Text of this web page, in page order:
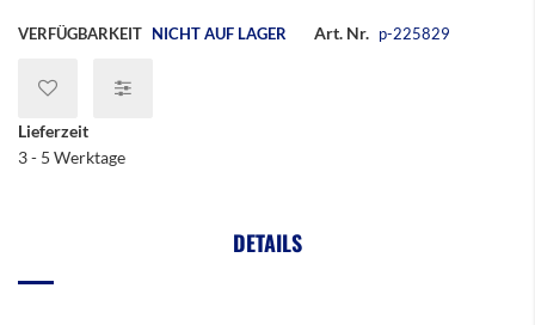
VERFÜGBARKEIT NICHT AUF LAGER Art. Nr. p-225829
Lieferzeit
3 - 5 Werktage
DETAILS